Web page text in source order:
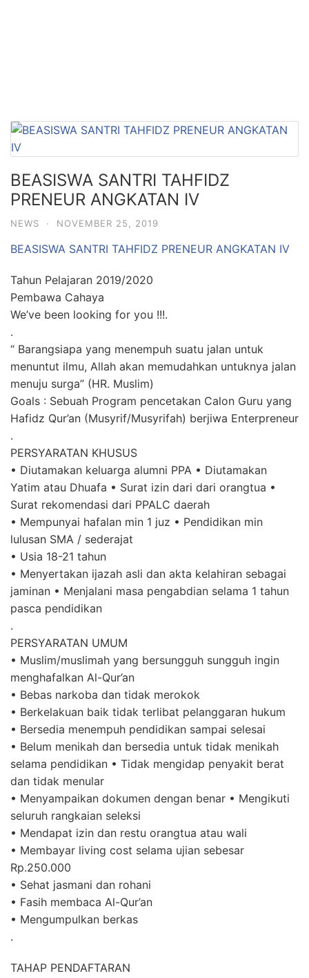
BEASISWA SANTRI TAHFIDZ
PRENEUR ANGKATAN IV
NEWS · NOVEMBER 25, 2019
BEASISWA SANTRI TAHFIDZ PRENEUR ANGKATAN IV
Tahun Pelajaran 2019/2020
Pembawa Cahaya
We’ve been looking for you !!!.
.
“ Barangsiapa yang menempuh suatu jalan untuk
menuntut ilmu, Allah akan memudahkan untuknya jalan
menuju surga” (HR. Muslim)
Goals : Sebuah Program pencetakan Calon Guru yang
Hafidz Qur’an (Musyrif/Musyrifah) berjiwa Enterpreneur
.
PERSYARATAN KHUSUS
• Diutamakan keluarga alumni PPA • Diutamakan
Yatim atau Dhuafa • Surat izin dari dari orangtua •
Surat rekomendasi dari PPALC daerah
• Mempunyai hafalan min 1 juz • Pendidikan min
lulusan SMA / sederajat
• Usia 18-21 tahun
• Menyertakan ijazah asli dan akta kelahiran sebagai
jaminan • Menjalani masa pengabdian selama 1 tahun
pasca pendidikan
.
PERSYARATAN UMUM
• Muslim/muslimah yang bersungguh sungguh ingin
menghafalkan Al-Qur’an
• Bebas narkoba dan tidak merokok
• Berkelakuan baik tidak terlibat pelanggaran hukum
• Bersedia menempuh pendidikan sampai selesai
• Belum menikah dan bersedia untuk tidak menikah
selama pendidikan • Tidak mengidap penyakit berat
dan tidak menular
• Menyampaikan dokumen dengan benar • Mengikuti
seluruh rangkaian seleksi
• Mendapat izin dan restu orangtua atau wali
• Membayar living cost selama ujian sebesar
Rp.250.000
• Sehat jasmani dan rohani
• Fasih membaca Al-Qur’an
• Mengumpulkan berkas
.
TAHAP PENDAFTARAN